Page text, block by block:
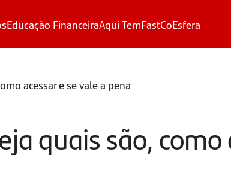
Educação FinanceiraAqui TemFastCoEsfera
acessar e se vale a pena
quais são,